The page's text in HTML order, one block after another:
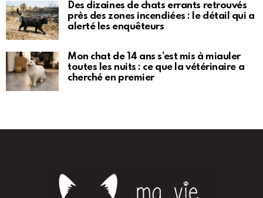
Des dizaines de chats errants retrouvés
près des zones incendiées : le détail qui a
alerté les enquêteurs
Mon chat de 14 ans s’est mis à miauler
toutes les nuits : ce que la vétérinaire a
cherché en premier